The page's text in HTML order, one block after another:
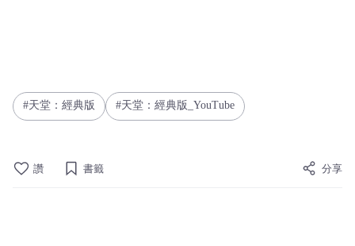
天堂：經典版 天堂：經典版_YouTube
讚 書籤 分享